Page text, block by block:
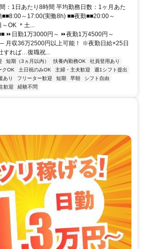
：1日あたり8時間 平均勤務日数：1ヶ月あた
■■8:00～17:00(実働8h) ■■夜勤■■20:00～
OK ＊土...
⏩日勤1万3000円～ ⏩夜勤1万4500円～
万2500円以上可能！ ※夜勤日給×25日
すれば…復職祝...
短期（3ヵ月以内） 扶養内勤務OK
社員登用あり
クOK 土日祝のみOK 主婦・主夫歓迎
週1シフト提出
あり フリーター歓迎 短期 早朝
シフト自由
歓迎 経験不問